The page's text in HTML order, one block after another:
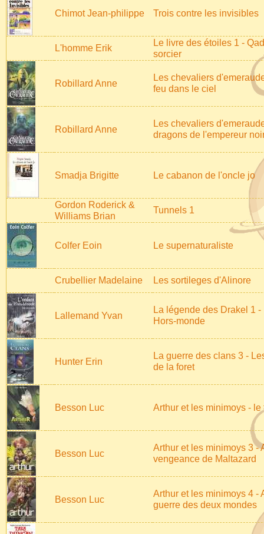
Chimot Jean-philippe Trois contre les invisibles
L'homme Erik
Le livre des étoiles 1 -
sorcier
Robillard Anne
Les chevaliers
feu dans le ciel
Robillard Anne
Les chevaliers
dragons de l'empereur
Smadja Brigitte Le cabanon de l'oncle jo
Gordon Roderick &
Williams Brian
Tunnels 1
Colfer Eoin Le supernaturaliste
Crubellier Madelaine Les sortileges d'Alinore
Lallemand Yvan
La légende des Drakel 1 -
Hors-monde
Hunter Erin
La guerre des clans 3 -
de la foret
Besson Luc Arthur et les minimoys - le
Besson Luc
Arthur et les minimoys 3 -
vengeance de Maltazard
Besson Luc
Arthur et les minimoys 4 -
guerre des deux mondes